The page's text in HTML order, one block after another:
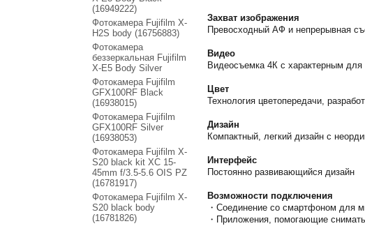
Захват изображения
Превосходный АФ и непрерывная
Видео
Видеосъемка 4К с характерным
Цвет
Технология цветопередачи,
Дизайн
Компактный, легкий дизайн с
Интерфейс
Постоянно развивающийся дизайн
Возможности подключения
・Соединение со смартфоном для
・Приложения, помогающие
(16949222)
Фотокамера Fujifilm X-
H2S body (16756883)
Фотокамера
беззеркальная Fujifilm
X-E5 Body Silver
Фотокамера Fujifilm
GFX100RF Black
(16938015)
Фотокамера Fujifilm
GFX100RF Silver
(16938053)
Фотокамера Fujifilm X-
S20 black kit XC 15-
45mm f/3.5-5.6 OIS PZ
(16781917)
Фотокамера Fujifilm X-
S20 black body
(16781826)